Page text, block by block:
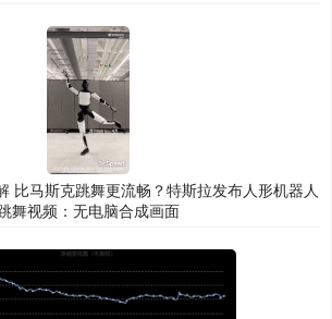
比马斯克跳舞更流畅？特斯拉发布人形机器人
舞视频：无电脑合成画面